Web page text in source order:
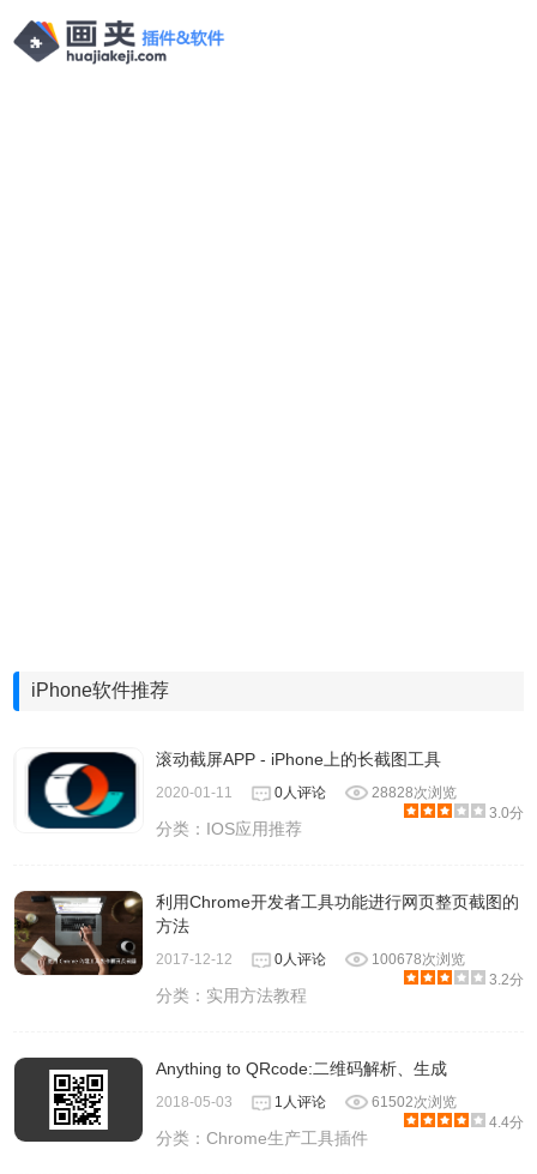
iPhone软件推荐
滚动截屏APP - iPhone上的长截图工具
2020-01-11 0人评论
28828次浏览
3.0分
分类： IOS应用推荐
利用Chrome开发者工具功能进行网页整页截图的
方法
2017-12-12 0人评论
100678次浏览
3.2分
分类： 实用方法教程
Anything to QRcode:二维码解析、生成
2018-05-03 1人评论
61502次浏览
4.4分
分类：Chrome生产工具插件